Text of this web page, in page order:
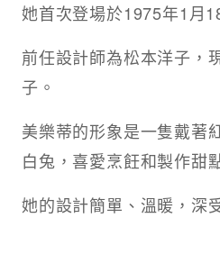
她首次登場於1975年1月
前任設計師為松本洋子，
子。
美樂蒂的形象是一隻戴著
白兔，喜愛烹飪和製作甜
她的設計簡單、溫暖，深